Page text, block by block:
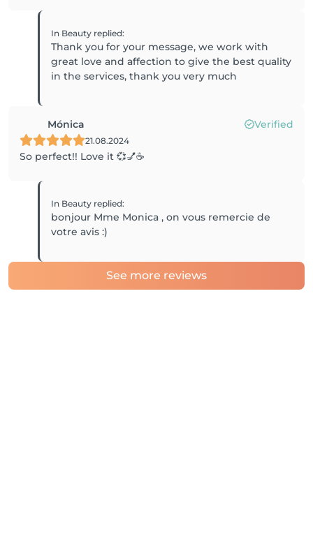
In Beauty replied:
Thank you for your message, we work with
great love and affection to give the best quality
in the services, thank you very much
Mónica Verified
21.08.2024
So perfect!! Love it 💞💅☕️
In Beauty replied:
bonjour Mme Monica , on vous remercie de
votre avis :)
See more reviews